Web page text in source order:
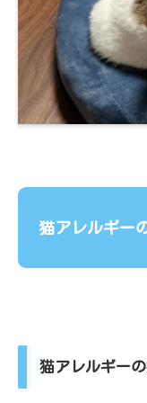
猫アレルギー
猫アレルギー